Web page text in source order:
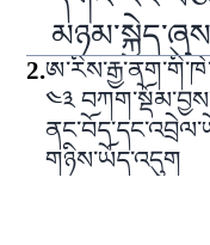
2.
༤༣
གཉིས་ཡོད་འདུག